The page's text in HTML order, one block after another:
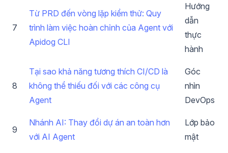
7
Từ PRD đến vòng lặp kiểm thử: Quy
trình làm việc hoàn chỉnh của Agent với
Apidog CLI
Hướng
dẫn
thực
hành
8
Tại sao khả năng tương thích CI/CD là
không thể thiếu đối với các công cụ
Agent
Góc
nhìn
DevOps
9
Nhánh AI: Thay đổi dự án an toàn hơn
với AI Agent
Lớp bảo
mật